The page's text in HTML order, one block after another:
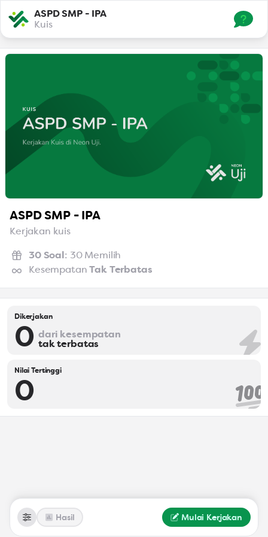
ASPD SMP - IPA
Kuis
ASPD SMP - IPA
Kerjakan kuis
30 Soal: 30 Memilih
KesempatanTak Terbatas
Dikerjakan
0 dari kesempatan
tak terbatas
Nilai Tertinggi
0
Hasil Mulai Kerjakan